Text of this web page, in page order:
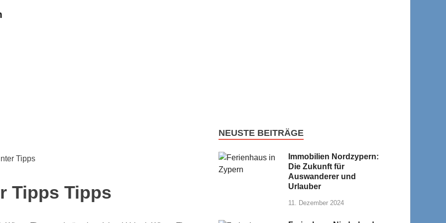
Tipps
Tipps Tipps
NEUSTE BEITRÄGE
Immobilien Nordzypern:
Die Zukunft für
Auswanderer und
Urlauber
11. Dezember 2024